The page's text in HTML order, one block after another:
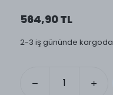
564,90 TL
2-3 iş gününde kargoda